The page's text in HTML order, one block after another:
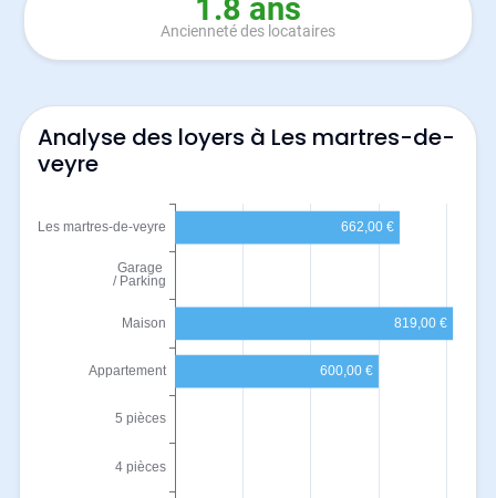
1.8 ans
Ancienneté des locataires
Analyse des loyers à Les martres-de-
veyre